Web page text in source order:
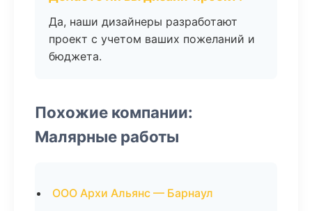
Да, наши дизайнеры разработают
проект с учетом ваших пожеланий и
бюджета.
Похожие компании:
Малярные работы
ООО Архи Альянс — Барнаул